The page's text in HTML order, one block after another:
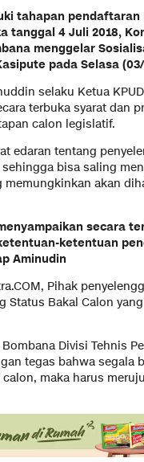
tahapan pendaftaran
tanggal 4 Juli 2018,
menggelar
pada Selasa
selaku Ketua
terbuka syarat dan
calon legislatif.
edaran tentang
bisa saling
akan
secara
ketentuan
Aminudin
Pihak
Status Bakal Calon
Divisi Tehnis
tegas bahwa segala
maka harus